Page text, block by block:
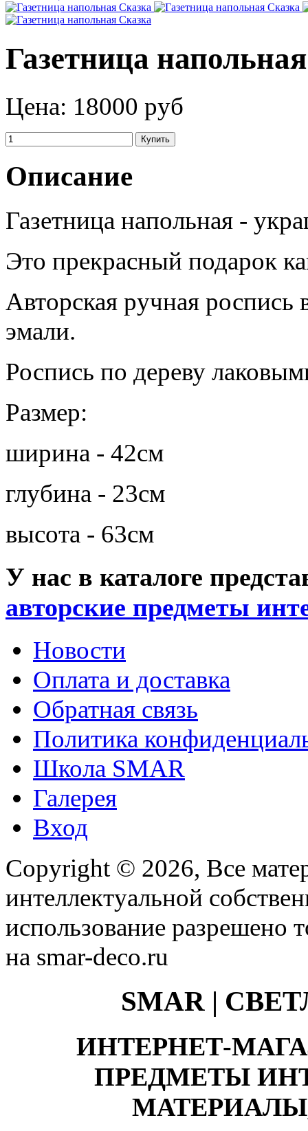
Газетница
Цена: 18000 руб
Описание
Газетница напольная -
Это прекрасный подарок
Авторская ручная роспись
эмали.
Роспись по дереву
Размер:
ширина - 42см
глубина - 23см
высота - 63см
У нас в каталоге
авторские предметы
Новости
Оплата и доставка
Обратная связь
Политика
Школа SMAR
Галерея
Вход
Copyright © 2026, Все
интеллектуальной
использование разрешено
на smar-deco.ru
SMAR |
ИНТЕРНЕТ-
ПРЕДМЕТЫ